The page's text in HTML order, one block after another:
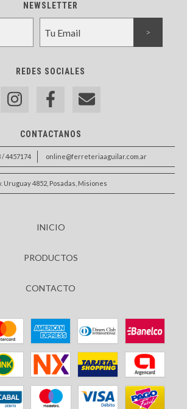
NEWSLETTER
REDES SOCIALES
CONTACTANOS
/ 4457174 online@ferreteriaaguilar.com.ar
Uruguay 4852, Posadas, Misiones
INICIO
PRODUCTOS
CONTACTO